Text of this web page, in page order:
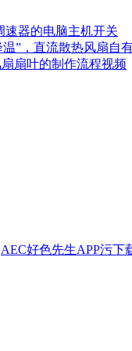
速器的电脑主机开关
，直流散热风扇自有妙
扇叶的制作流程视频
AEC好色先生APP污下